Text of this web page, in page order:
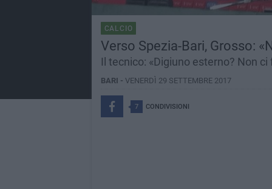
CALCIO
Verso Spezia-Bari, Grosso:
Il tecnico: «Digiuno esterno? Non
BARI - VENERDÌ 29 SETTEMBRE 2017
7 CONDIVISIONI